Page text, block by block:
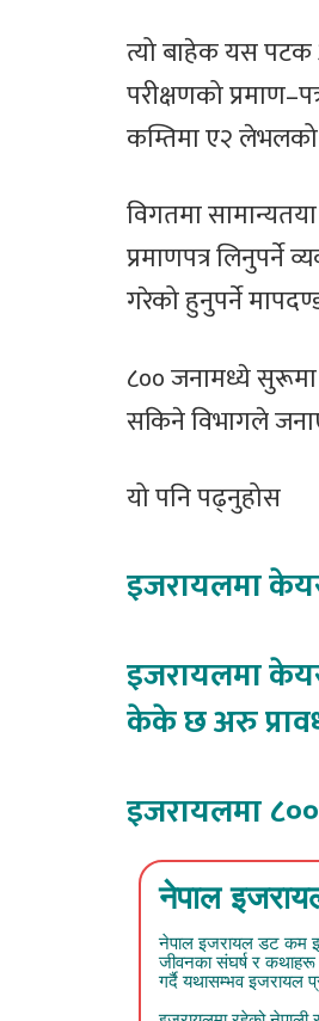
त्यो बाहेक यस पटक
परीक्षणको
कम्तिमा ए२ लेभलको
विगतमा
प्रमाणपत्र लिनुपर्ने
गरेको हुनुपर्ने
८०० जनामध्ये
सकिने विभागले
यो पनि पढ्नुहोस
इजरायलमा
इजरायलमा
केके छ अरु
इजरायलमा
नेपाल
नेपाल इजरायल डट कम
जीवनका संघर्ष र कथाहरू
गर्दै यथासम्भव इजरायल